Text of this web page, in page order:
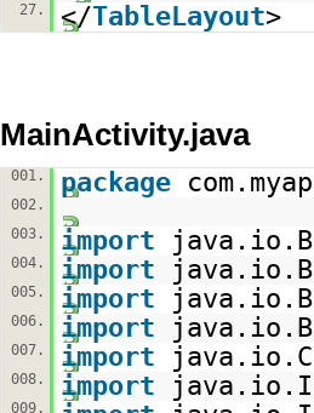
27.
</TableLayout>
MainActivity.java
001. package
002.
003.
import
004. import
005. import
006. import
007. import
008. import
009.